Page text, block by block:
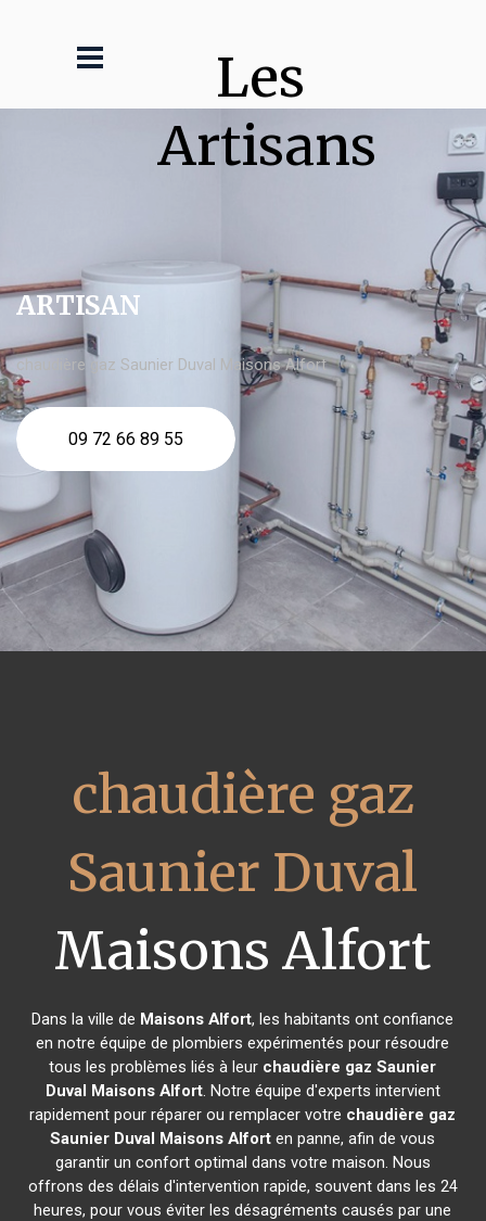
Les
Artisans
ARTISAN
chaudière gaz Saunier Duval Maisons Alfort
09 72 66 89 55
chaudière gaz
Saunier Duval
Maisons Alfort
Dans la ville de Maisons Alfort, les habitants ont confiance
en notre équipe de plombiers expérimentés pour résoudre
tous les problèmes liés à leur chaudière gaz Saunier
Duval Maisons Alfort. Notre équipe d'experts intervient
rapidement pour réparer ou remplacer votre chaudière gaz
Saunier Duval Maisons Alfort en panne, afin de vous
garantir un confort optimal dans votre maison. Nous
offrons des délais d'intervention rapide, souvent dans les 24
heures, pour vous éviter les désagréments causés par une